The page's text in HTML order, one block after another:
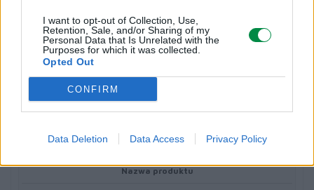
I want to opt-out of Collection, Use,
Retention, Sale, and/or Sharing of my
Personal Data that Is Unrelated with the
Purposes for which it was collected.
Opted Out
CONFIRM
Data Deletion Data Access Privacy Policy
Dane techniczne przekazywane nam są przez firmy trzecie
do celów informacyjnych. Nie ponosimy żadnej
Nazwa produktu